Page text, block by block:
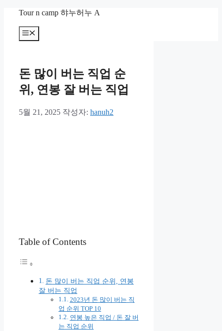
Tour n camp 햐누허누 A
메
뉴
돈 많이 버는 직업 순
위, 연봉 잘 버는 직업
5월 21, 2025 작성자: hanuh2
Table of Contents
돈 많이 버는 직업 순위, 연봉
잘 버는 직업
2023년 돈 많이 버는 직
업 순위 TOP 10
연봉 높은 직업 / 돈 잘 버
는 직업 순위